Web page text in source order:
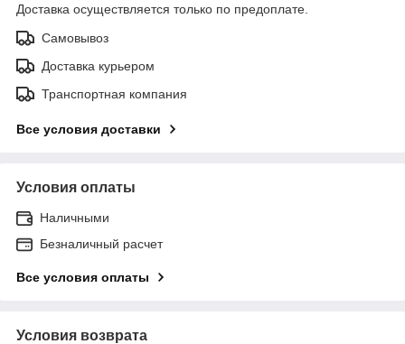
Доставка осуществляется только по предоплате.
Самовывоз
Доставка курьером
Транспортная компания
Все условия доставки
Условия оплаты
Наличными
Безналичный расчет
Все условия оплаты
Условия возврата